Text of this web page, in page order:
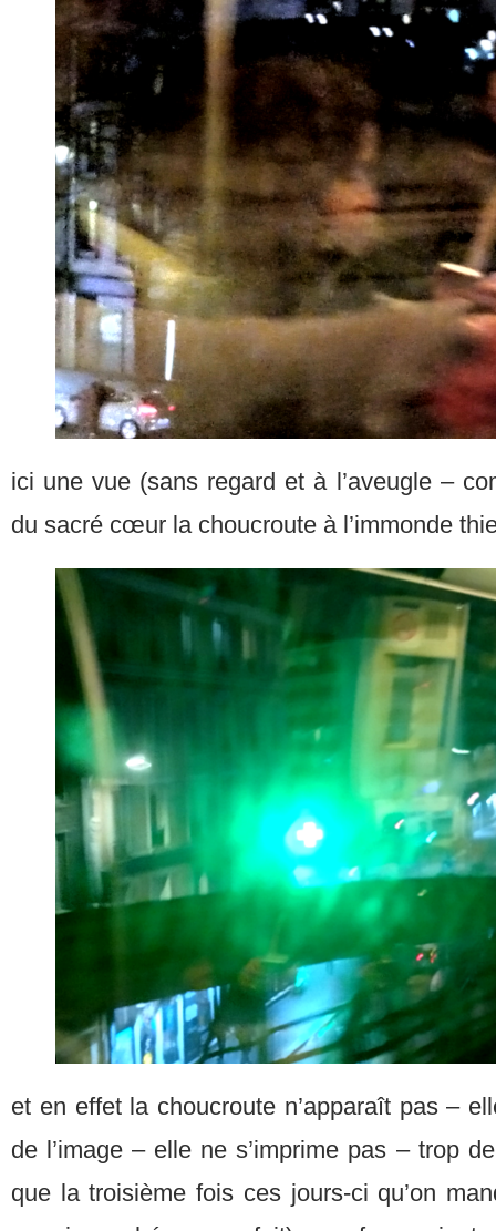
ici une vue (sans regard et à l’aveugle –
du sacré cœur la choucroute à l’immonde
et en effet la choucroute n’apparaît pas –
de l’image – elle ne s’imprime pas – trop
que la troisième fois ces jours-ci qu’on